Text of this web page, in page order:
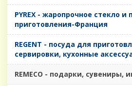
PYREX - жаропрочное стекло и
приготовления-Франция
REGENT - посуда для
сервировки, кухонные
REMECO - подарки, сувениры,